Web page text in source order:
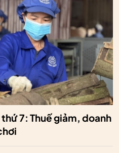
7: Thuế giảm, doanh